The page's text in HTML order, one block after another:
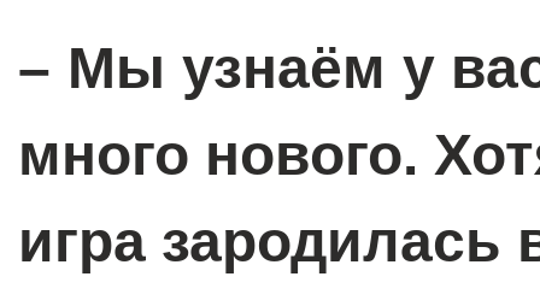
– Мы узнаём у
много нового.
игра зародилась